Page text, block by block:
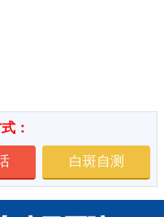
：
白斑自测